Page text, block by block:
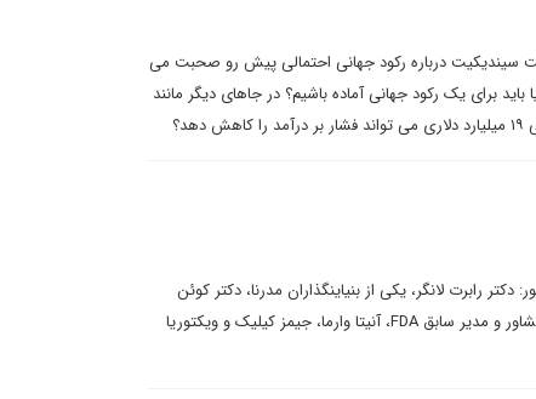
سیندیکیت درباره رکود جهانی احتمالی پیش رو صحبت می
برای یک رکود جهانی آماده باشیم؟ در جاهای دیگر مانند
رابرت لانگر، یکی از بنیاینگذاران مدرنا، دکتر کوئن
بردن، مدیر اجرایی امور بین الملل موسسه EFPIA، کیث فالاناژان، مشاور و مدیر سابق FDA، آنیتا وارما، جیمز کیلیک و ویکتوریا